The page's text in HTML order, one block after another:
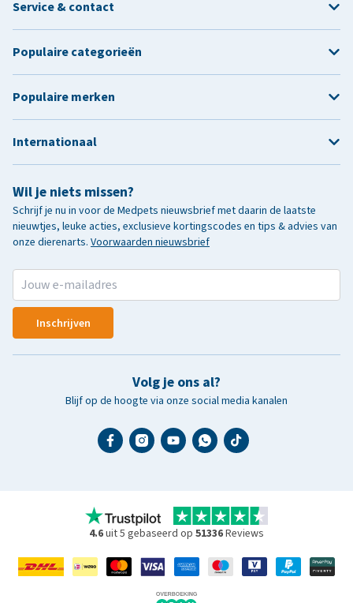
Wil je niets missen?
Schrijf je nu in voor de Medpets nieuwsbrief met daarin de laatste
nieuwtjes, leuke acties, exclusieve kortingscodes en tips & advies van
onze dierenarts. Voorwaarden nieuwsbrief
Inschrijven
Volg je ons al?
Blijf op de hoogte via onze social media kanalen
Service & contact
Populaire categorieën
Populaire merken
Internationaal
4.6uit 5 gebaseerd op 51336Reviews